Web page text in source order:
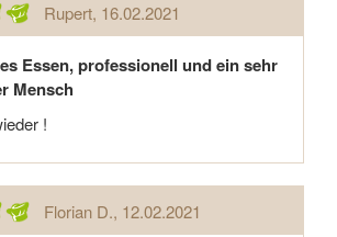
Rupert, 16.02.2021
Essen, professionell und ein sehr
Mensch
!
Florian D., 12.02.2021